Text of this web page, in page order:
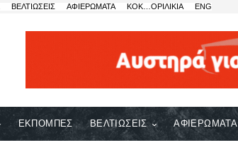
ΒΕΛΤΙΩΣΕΙΣ ΑΦΙΕΡΩΜΑΤΑ ΚΟΚ…ΟΡΙΛΙΚΙΑ ENG
ΕΚΠΟΜΠΕΣ ΒΕΛΤΙΩΣΕΙΣ ΑΦΙΕΡΩΜΑΤΑ